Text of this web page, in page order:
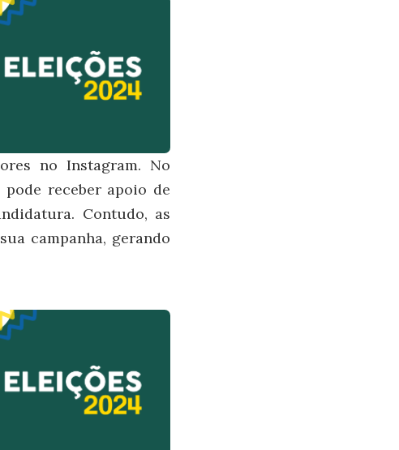
no Instagram. No
receber apoio de
Contudo, as
campanha, gerando